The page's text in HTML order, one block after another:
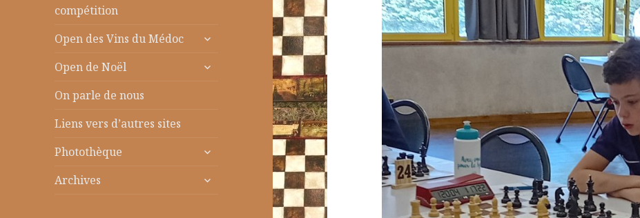
compétition
menu
Open des Vins du Médoc
ouvrir
sous-
Open de Noël
ouvrir
On parle de nous
Liens vers d’autres sites
Photothèque
ouvrir
sous-
Archives
ouvrir